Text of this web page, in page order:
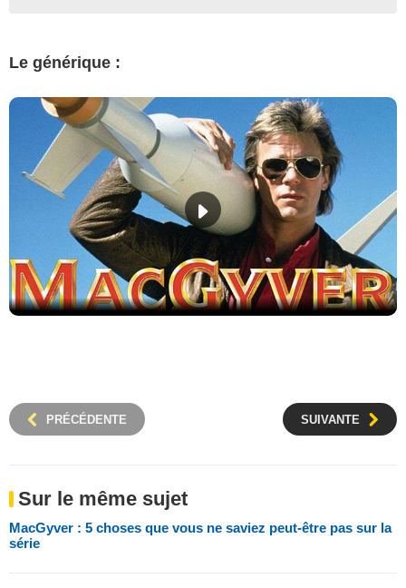
Le générique :
PRÉCÉDENTE SUIVANTE
Sur le même sujet
MacGyver : 5 choses que vous ne saviez peut-être pas sur la
série